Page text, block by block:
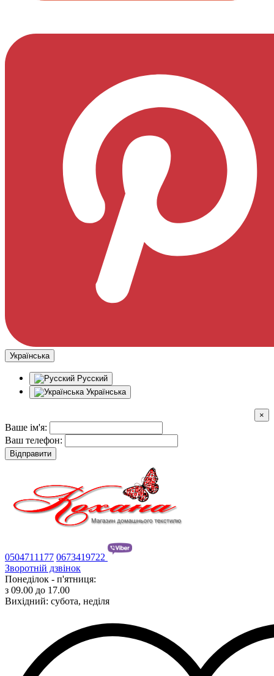
Українська
Русский
Українська
×
Ваше ім'я:
Ваш телефон:
Відправити
0504711177 0673419722
Зворотній дзвінок
Понеділок - п'ятниця:
з 09.00 до 17.00
Вихідний: субота, неділя